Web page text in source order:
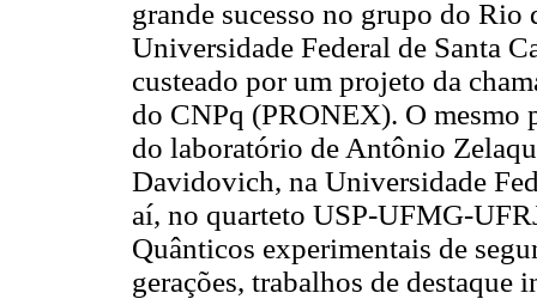
grande sucesso no grupo do Rio
Universidade Federal de Santa
custeado por um projeto da
do CNPq (PRONEX). O mesmo
do laboratório de Antônio
Davidovich, na Universidade
aí, no quarteto USP-UFMG-
Quânticos experimentais de
gerações, trabalhos de destaque